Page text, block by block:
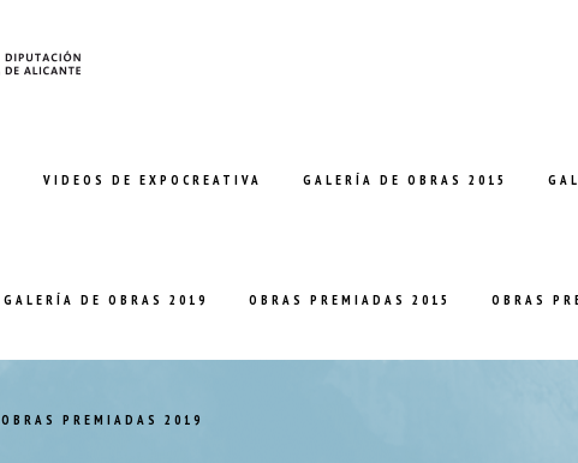
VIDEOS DE EXPOCREATIVA GALERÍA DE OBRAS 2015
GALERÍA DE OBRAS 2019 OBRAS PREMIADAS 2015 OBRAS
OBRAS PREMIADAS 2019